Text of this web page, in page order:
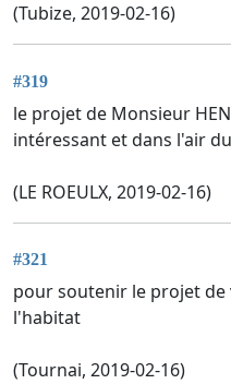
(Tubize, 2019-02-16)
#319
le projet de Monsieur
intéressant et dans l'air
(LE ROEULX, 2019-02-16)
#321
pour soutenir le projet de
l'habitat
(Tournai, 2019-02-16)